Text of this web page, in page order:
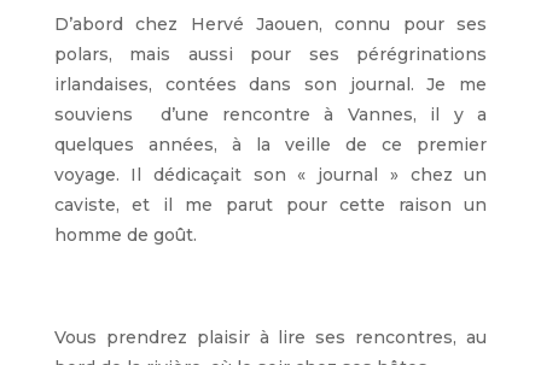
D’abord chez Hervé Jaouen, connu pour ses
polars, mais aussi pour ses pérégrinations
irlandaises, contées dans son journal. Je me
souviens d’une rencontre à Vannes, il y a
quelques années, à la veille de ce premier
voyage. Il dédicaçait son « journal » chez un
caviste, et il me parut pour cette raison un
homme de goût.
Vous prendrez plaisir à lire ses rencontres, au